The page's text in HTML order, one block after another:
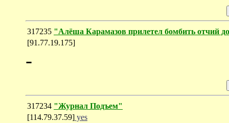
317235 "Алёша Карамазов прилетел бомбить отчий
[91.77.19.175]
-
317234 "Журнал Подъем"
[114.79.37.59] yes